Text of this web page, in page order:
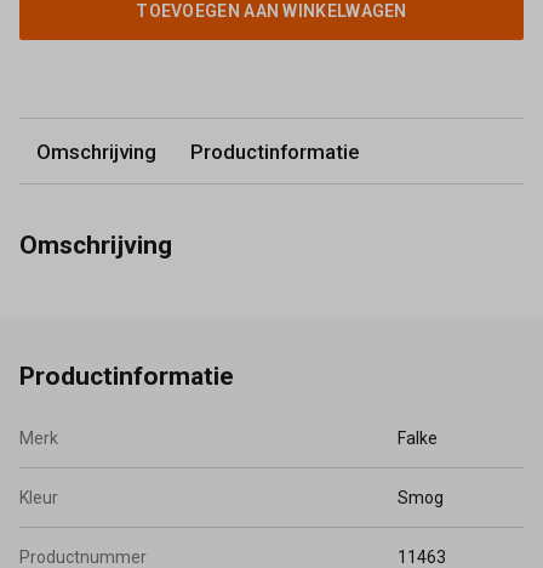
TOEVOEGEN AAN WINKELWAGEN
Omschrijving Productinformatie
Omschrijving
Productinformatie
Merk Falke
Kleur Smog
Productnummer 11463